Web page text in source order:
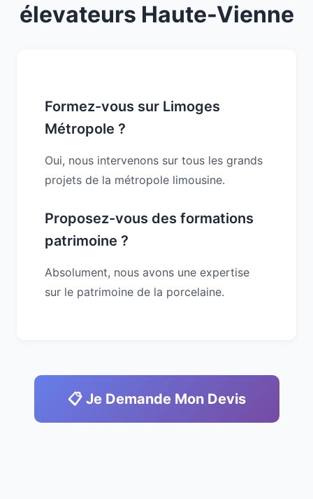
élevateurs Haute-Vienne
Formez-vous sur Limoges
Métropole ?
Oui, nous intervenons sur tous les grands
projets de la métropole limousine.
Proposez-vous des formations
patrimoine ?
Absolument, nous avons une expertise
sur le patrimoine de la porcelaine.
📋 Je Demande Mon Devis